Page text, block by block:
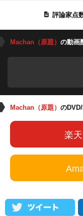
評論家点
Machan（原題） の動画
Machan（原題） の
楽